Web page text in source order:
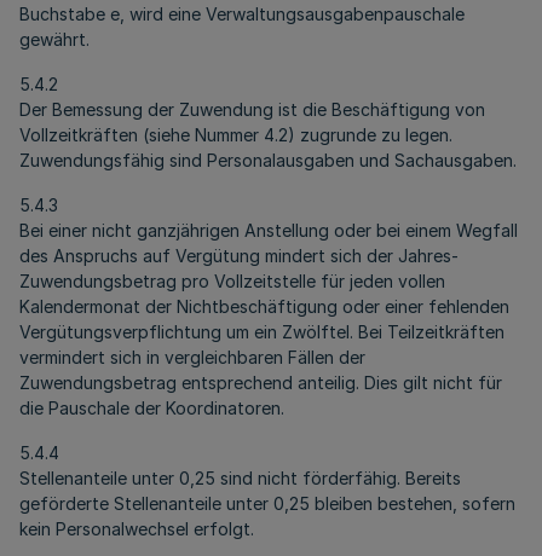
Buchstabe e, wird eine Verwaltungsausgabenpauschale
gewährt.
5.4.2
Der Bemessung der Zuwendung ist die Beschäftigung von
Vollzeitkräften (siehe Nummer 4.2) zugrunde zu legen.
Zuwendungsfähig sind Personalausgaben und Sachausgaben.
5.4.3
Bei einer nicht ganzjährigen Anstellung oder bei einem Wegfall
des Anspruchs auf Vergütung mindert sich der Jahres-
Zuwendungsbetrag pro Vollzeitstelle für jeden vollen
Kalendermonat der Nichtbeschäftigung oder einer fehlenden
Vergütungsverpflichtung um ein Zwölftel. Bei Teilzeitkräften
vermindert sich in vergleichbaren Fällen der
Zuwendungsbetrag entsprechend anteilig. Dies gilt nicht für
die Pauschale der Koordinatoren.
5.4.4
Stellenanteile unter 0,25 sind nicht förderfähig. Bereits
geförderte Stellenanteile unter 0,25 bleiben bestehen, sofern
kein Personalwechsel erfolgt.